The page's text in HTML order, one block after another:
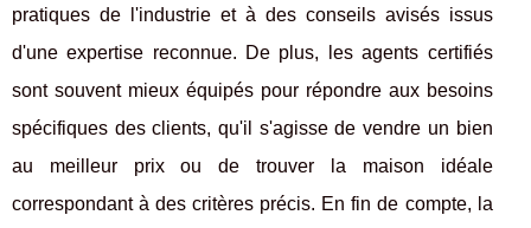
pratiques de l'industrie et à des conseils avisés issus
d'une expertise reconnue. De plus, les agents certifiés
sont souvent mieux équipés pour répondre aux besoins
spécifiques des clients, qu'il s'agisse de vendre un bien
au meilleur prix ou de trouver la maison idéale
correspondant à des critères précis. En fin de compte, la